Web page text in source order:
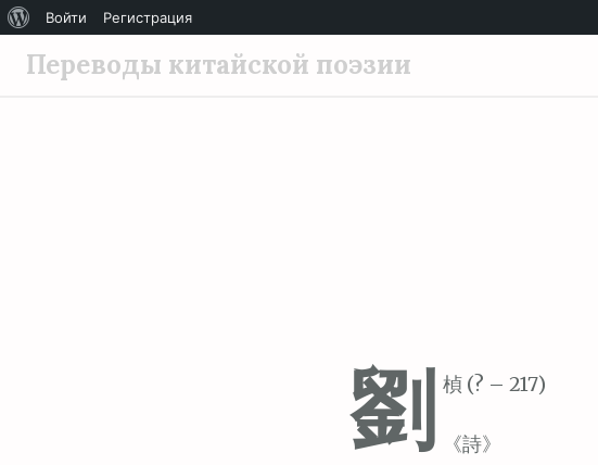
Переводы китайской поэзии
劉 楨 (? – 217)
《詩》
WordPress
Войти Регистрация